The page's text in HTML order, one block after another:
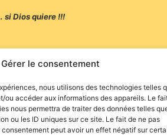
Gérer le consentement
nous utilisons des technologies telles
ou accéder aux informations des appareils. Le
nous permettra de traiter des données telles
ou les ID uniques sur ce site. Le fait de ne pas
peut avoir un effet négatif sur
si Dios quiere !!!
TOROFIESTA